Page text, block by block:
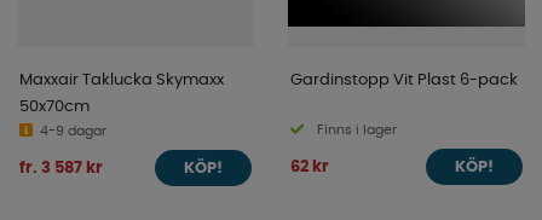
Maxxair Taklucka Skymaxx
50x70cm
4-9 dagar
fr. 3 587 kr KÖP!
Gardinstopp Vit Plast 6-pack
Finns i lager
62 kr KÖP!